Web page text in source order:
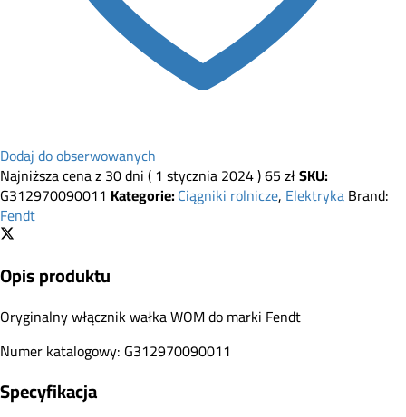
Dodaj do obserwowanych
Najniższa cena z 30 dni (1 stycznia 2024)65złSKU:
G312970090011 Kategorie:Ciągniki rolnicze, ElektrykaBrand:
Fendt
Opis produktu
Oryginalny włącznik wałka WOM do marki Fendt
Numer katalogowy: G312970090011
Specyfikacja